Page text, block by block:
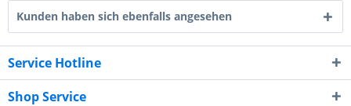
Kunden haben sich ebenfalls angesehen
Service Hotline
Shop Service